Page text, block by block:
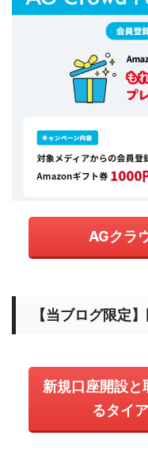
AGクラ
【当ブログ限定
新規口座開設
るタイ